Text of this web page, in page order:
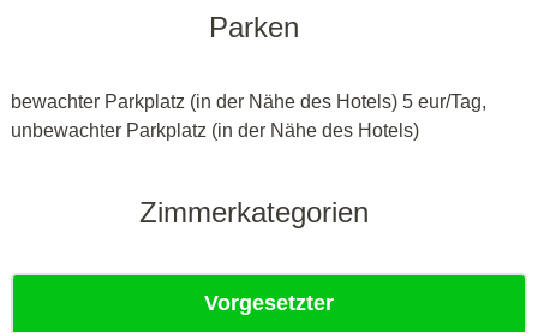
Parken
bewachter Parkplatz (in der Nähe des Hotels) 5 eur/Tag,
unbewachter Parkplatz (in der Nähe des Hotels)
Zimmerkategorien
Vorgesetzter